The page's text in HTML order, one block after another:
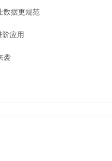
数据更规范
阶应用
袭